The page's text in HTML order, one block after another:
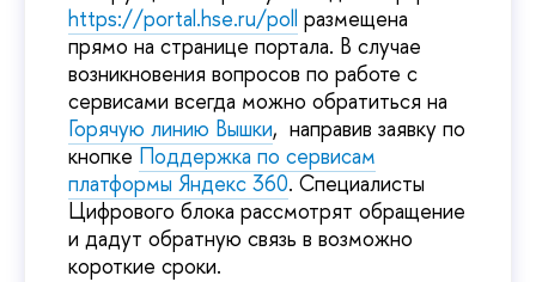
https://portal.hse.ru/poll размещена
прямо на странице портала. В случае
возникновения вопросов по работе с
сервисами всегда можно обратиться на
Горячую линию Вышки, направив заявку по
кнопке Поддержка по сервисам
платформы Яндекс 360. Специалисты
Цифрового блока рассмотрят обращение
и дадут обратную связь в возможно
короткие сроки.